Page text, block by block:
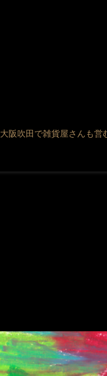
大阪吹田で雑貨屋さんも